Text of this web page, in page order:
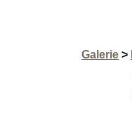
Galerie >